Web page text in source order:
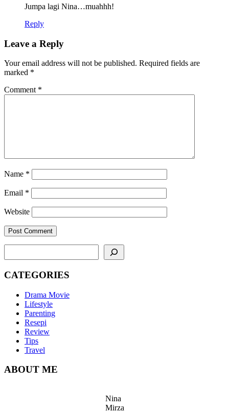
Jumpa lagi Nina…muahhh!
Reply
Leave a Reply
Your email address will not be published. Required fields are
marked *
Comment *
Name *
Email *
Website
CATEGORIES
Drama Movie
Lifestyle
Parenting
Resepi
Review
Tips
Travel
ABOUT ME
Nina
Mirza